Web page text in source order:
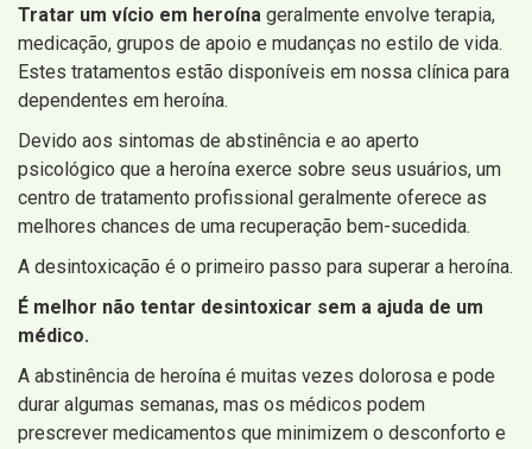
Tratar um vício em heroína geralmente envolve terapia,
medicação, grupos de apoio e mudanças no estilo de vida.
Estes tratamentos estão disponíveis em nossa clínica para
dependentes em heroína.
Devido aos sintomas de abstinência e ao aperto
psicológico que a heroína exerce sobre seus usuários, um
centro de tratamento profissional geralmente oferece as
melhores chances de uma recuperação bem-sucedida.
A desintoxicação é o primeiro passo para superar a heroína.
É melhor não tentar desintoxicar sem a ajuda de um
médico.
A abstinência de heroína é muitas vezes dolorosa e pode
durar algumas semanas, mas os médicos podem
prescrever medicamentos que minimizem o desconforto e